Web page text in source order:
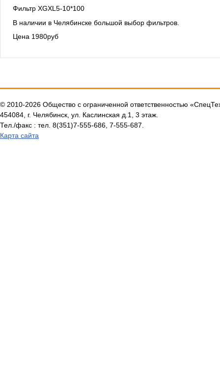
Фильтр XGXL5-10*100
В наличии в Челябинске большой выбор фильтров.
Цена 1980руб
© 2010-2026 Общество с ограниченной ответственностью
454084, г. Челябинск, ул. Каслинская д.1, 3 этаж.
Тел./факс : тел. 8(351)7-555-686, 7-555-687.
Карта сайта